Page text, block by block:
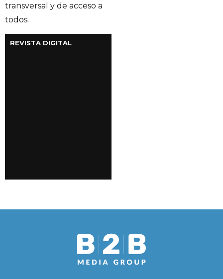
transversal y de acceso a
todos.
REVISTA DIGITAL